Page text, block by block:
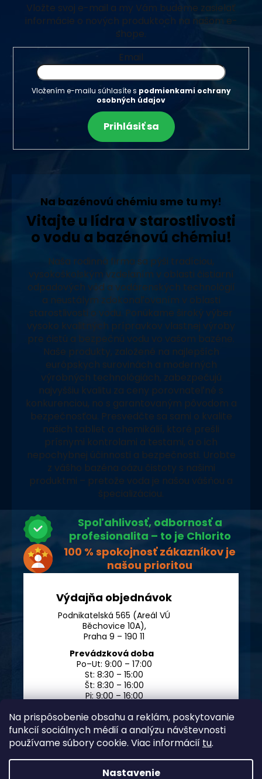
Na prispôsobenie obsahu a reklám, poskytovanie
funkcií sociálnych médií a analýzu návštevnosti
používame súbory cookie. Viac informácií tu.
Nastavenie
Vložte svoj e-mail a my Vám budeme zasielať
informácie o nových produktoch na našom e-
shope.
Email
Vložením e-mailu súhlasíte s podmienkami ochrany
osobných údajov
Prihlásiť sa
Na bazénovú chémiu sme tu my!
Vitajte u lídra v starostlivosti
o vodu a bazénovú chémiu!
Naša rodinná firma sa pýši tradíciou,
vysokoškolským vzdelaním v oblasti čistiarní
odpadových vôd a vodárenských technológií
a neustálym zdokonaľovaním v oblasti
starostlivosti o vodu. Ponúkame široký výber
vysoko kvalitných prípravkov vlastnej výroby
pre čistú a bezpečnú vodu vo vašom bazéne.
Naše produkty, založené na najlepších
európskych surovinách a moderných
výrobných technológiách, zabezpečujú
najvyššiu kvalitu za ceny porovnateľné s
konkurenciou, no s garantovaným pôvodom a
bezpečnosťou. Presvedčte sa sami o kvalite
našich tabliet a chemikálií, ktoré prešli
prísnymi kontrolami a testami, a o ich
nepochybnej účinnosti a bezpečnosti. Urobte
z vášho bazéna oázu čistoty s našimi
produktmi – pretože voda je našou vášňou a
špecializáciou.
Spoľahlivosť, odbornosť a
profesionalita – to je Chlorito
100 % spokojnosť zákazníkov je
našou prioritou
Výdajňa objednávok
Podnikatelská 565 (Areál VÚ
Běchovice 10A),
Praha 9 – 190 11
Prevádzková doba
Po–Ut: 9:00 – 17:00
St: 8:30 – 15:00
Št: 8:30 – 16:00
Pi: 9:00 – 16:00